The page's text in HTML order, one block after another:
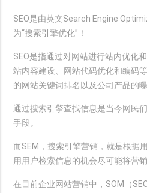
SEO是由英文Search Engine
为“搜索引擎优化”！
SEO是指通过对网站进行站内优化
站内容建设、网站代码优化和编码
的网站关键词排名以及公司产品的曝
通过搜索引擎查找信息是当今网民
手段。
而SEM，搜索引擎营销，就是根据
用用户检索信息的机会尽可能将营
在目前企业网站营销中，SOM（